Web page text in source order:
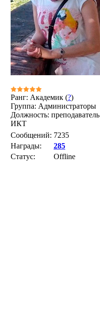
Ранг: Академик (?)
Группа: Администраторы
Должность: преподаватель
ИКТ
Сообщений: 7235
Награды:
285
Статус:
Offline